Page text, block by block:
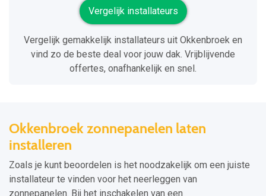
Vergelijk installateurs
Vergelijk gemakkelijk installateurs uit Okkenbroek en
vind zo de beste deal voor jouw dak. Vrijblijvende
offertes, onafhankelijk en snel.
Okkenbroek zonnepanelen laten
installeren
Zoals je kunt beoordelen is het noodzakelijk om een juiste
installateur te vinden voor het neerleggen van
zonnepanelen. Bij het inschakelen van een